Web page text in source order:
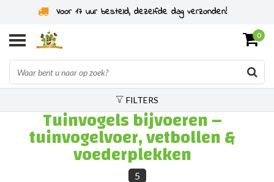
Voor 17 uur besteld, dezelfde dag verzonden!
0
FILTERS
Tuinvogels bijvoeren –
tuinvogelvoer, vetbollen &
voederplekken
5